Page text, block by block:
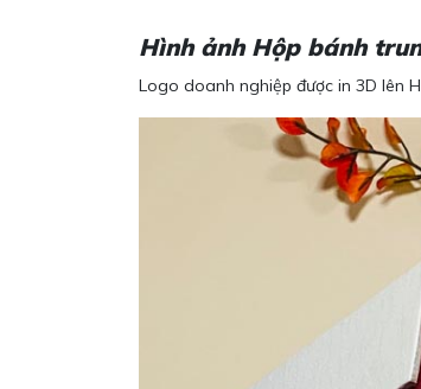
Hình ảnh Hộp bánh
Logo doanh nghiệp được in 3D lên